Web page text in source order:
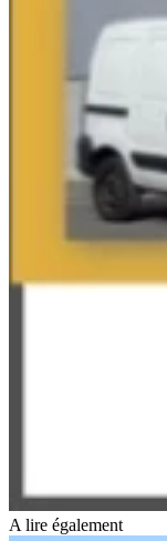
A lire également